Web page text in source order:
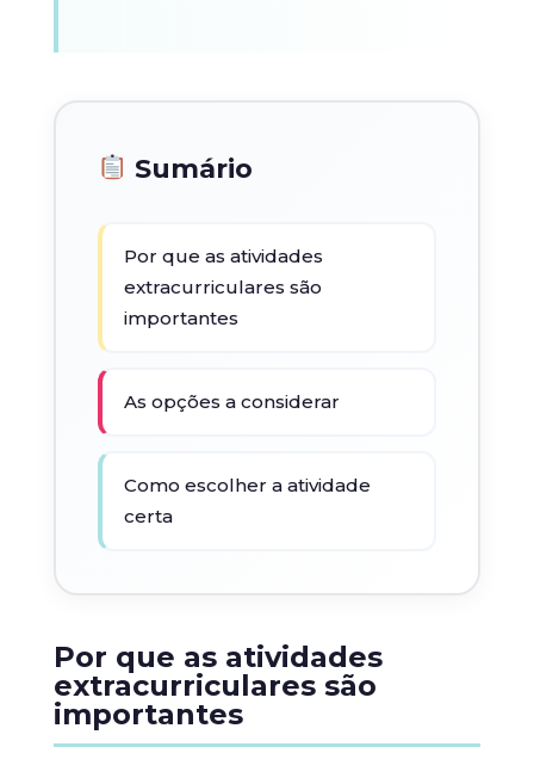
Sumário
Por que as atividades
extracurriculares são
importantes
As opções a considerar
Como escolher a atividade
certa
Por que as atividades
extracurriculares são
importantes